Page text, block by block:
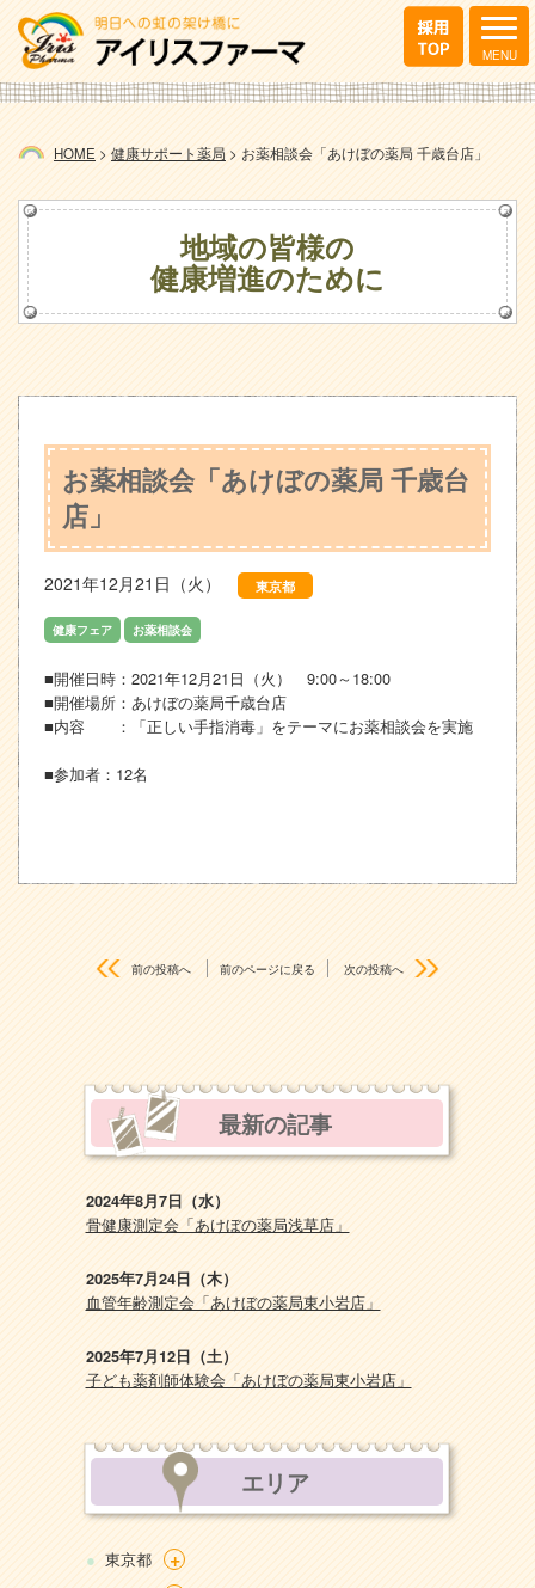
HOME > 健康サポート薬局 > お薬相談会「あけぼの薬局 千歳台店」
地域の皆様の
健康増進のために
お薬相談会「あけぼの薬局 千歳台
店」
2021年12月21日（火） 東京都
健康フェア お薬相談会
■開催日時：2021年12月21日（火） 9:00～18:00
■開催場所：あけぼの薬局千歳台店
■内容 ：「正しい手指消毒」をテーマにお薬相談会を実施
■参加者：12名
前の投稿へ 前のページに戻る 次の投稿へ
最新の記事
2024年8月7日（水）
骨健康測定会「あけぼの薬局浅草店」
2025年7月24日（木）
血管年齢測定会「あけぼの薬局東小岩店」
2025年7月12日（土）
子ども薬剤師体験会「あけぼの薬局東小岩店」
エリア
東京都 +